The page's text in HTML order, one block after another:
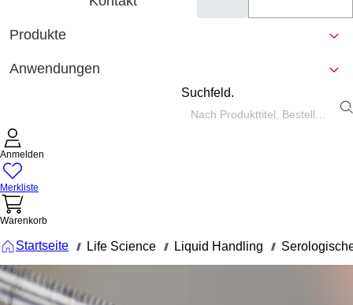
Produkte
Anwendungen
Suchfeld.
Anmelden
Merkliste
Warenkorb
Startseite /// Life Science /// Liquid Handling ///